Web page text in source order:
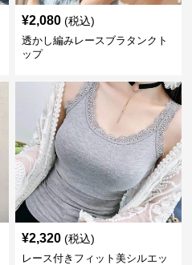
¥2,080 (税込)
透かし編みレースブラタンクト
ップ
¥2,320 (税込)
レース付きフィット美シルエッ